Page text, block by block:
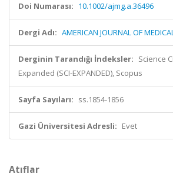
Doi Numarası: 10.1002/ajmg.a.36496
Dergi Adı: AMERICAN JOURNAL OF
Derginin Tarandığı İndeksler: Science
Expanded (SCI-EXPANDED), Scopus
Sayfa Sayıları: ss.1854-1856
Gazi Üniversitesi Adresli: Evet
Atıflar